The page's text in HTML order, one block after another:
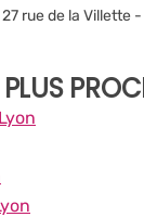
rue de la Villette